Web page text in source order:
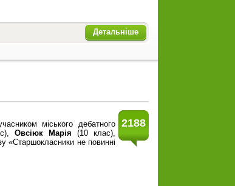
Детальніше
2188
міського дебатного
Овсіюк Марія (10 клас),
«Старшокласники не повинні